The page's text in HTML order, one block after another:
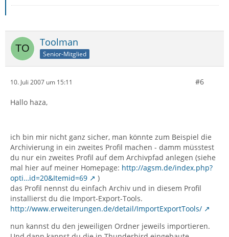
Toolman
Senior-Mitglied
10. Juli 2007 um 15:11 #6
Hallo haza,
ich bin mir nicht ganz sicher, man könnte zum Beispiel die
Archivierung in ein zweites Profil machen - damm müsstest
du nur ein zweites Profil auf dem Archivpfad anlegen (siehe
mal hier auf meiner Homepage: http://agsm.de/index.php?
opti…id=20&Itemid=69
)
das Profil nennst du einfach Archiv und in diesem Profil
installierst du die Import-Export-Tools.
http://www.erweiterungen.de/detail/ImportExportTools/
nun kannst du den jeweiligen Ordner jeweils importieren.